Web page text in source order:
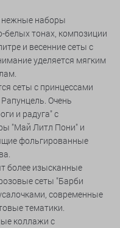
нежные наборы
белых тонах, композиции
и весенние сеты с
уделяется мягким
сеты с принцессами
Очень
и радуга" с
"Май Литл Пони" и
фольгированные
более изысканные
сеты "Барби
современные
тематики.
коллажи с